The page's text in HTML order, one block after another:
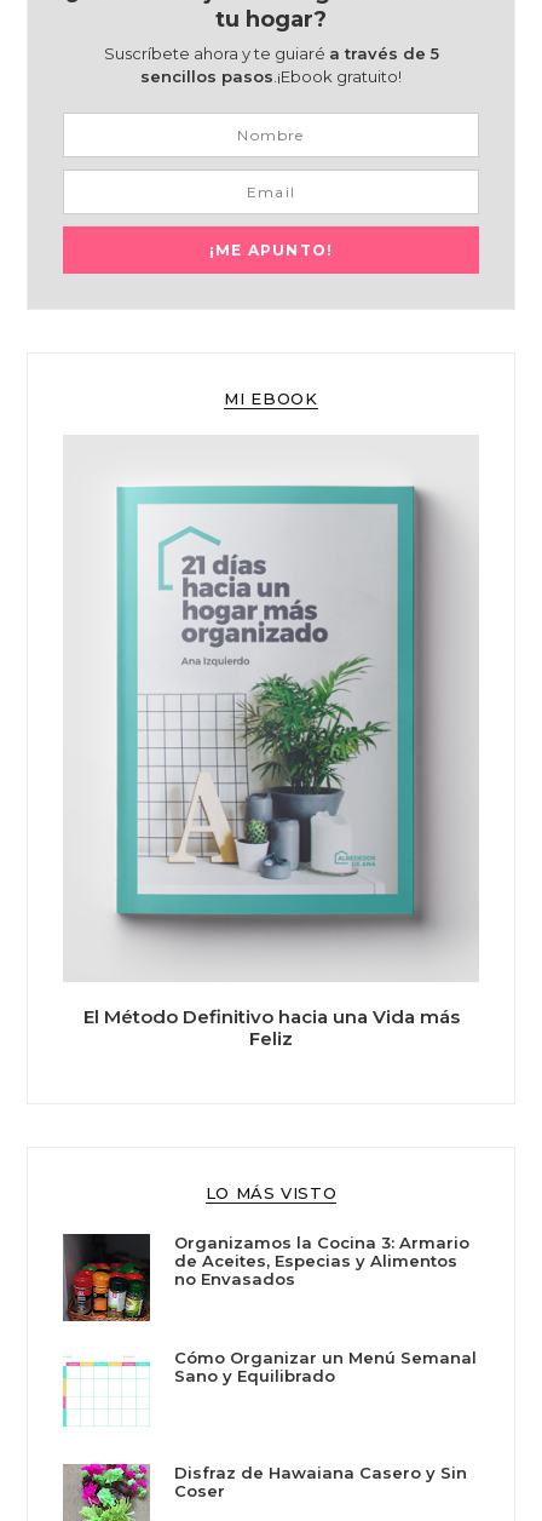
tu hogar?
Suscríbete ahora y te guiaré a través de 5
sencillos pasos.¡Ebook gratuito!
MI EBOOK
El Método Definitivo hacia una Vida más
Feliz
LO MÁS VISTO
Organizamos la Cocina 3: Armario
de Aceites, Especias y Alimentos
no Envasados
Cómo Organizar un Menú Semanal
Sano y Equilibrado
Disfraz de Hawaiana Casero y Sin
Coser